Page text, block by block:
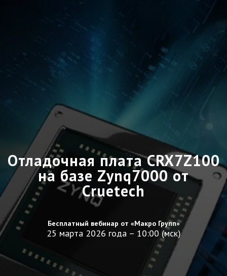
Отладочная плата CRX7Z100
на базе Zynq7000 от
Cruetech
Бесплатный вебинар от «Макро Групп»
25 марта 2026 года – 10:00 (мск)